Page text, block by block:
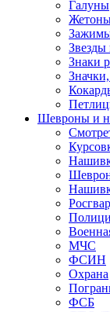
Галуны
Зажимы
Знаки
Шевроны и
МЧС
ФСИН
Охрана
ФСБ